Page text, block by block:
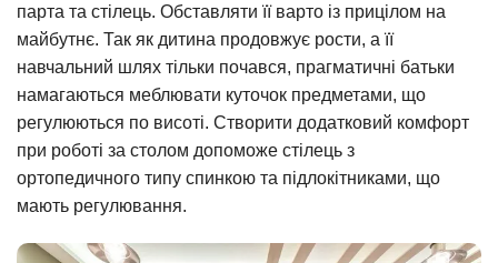
парта та стілець. Обставляти її варто із прицілом на
майбутнє. Так як дитина продовжує рости, а її
навчальний шлях тільки почався, прагматичні батьки
намагаються меблювати куточок предметами, що
регулюються по висоті. Створити додатковий комфорт
при роботі за столом допоможе стілець з
ортопедичного типу спинкою та підлокітниками, що
мають регулювання.